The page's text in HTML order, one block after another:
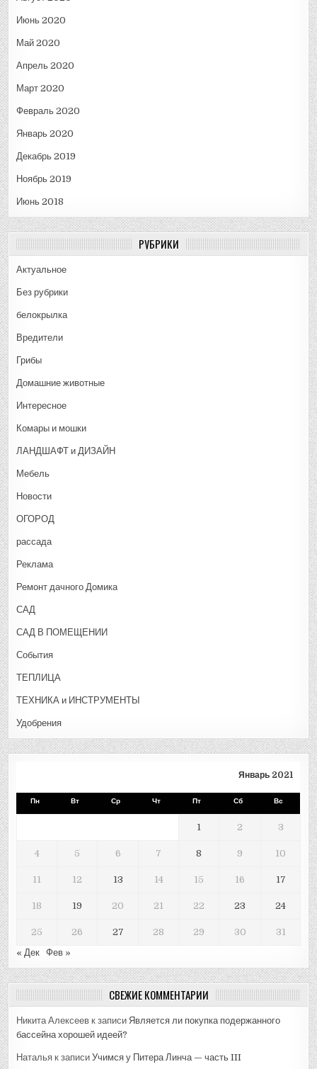
Июнь 2020
Май 2020
Апрель 2020
Март 2020
Февраль 2020
Январь 2020
Декабрь 2019
Ноябрь 2019
Июнь 2018
РУБРИКИ
Актуальное
Без рубрики
белокрылка
Вредители
Грибы
Домашние животные
Интересное
Комары и мошки
ЛАНДШАФТ и ДИЗАЙН
Мебель
Новости
ОГОРОД
рассада
Реклама
Ремонт дачного Домика
САД
САД В ПОМЕЩЕНИИ
События
ТЕПЛИЦА
ТЕХНИКА и ИНСТРУМЕНТЫ
Удобрения
Январь 2021
Пн Вт Ср Чт Пт Сб Вс
1 2 3
4 5 6 7 8 9 10
11 12 13 14 15 16 17
18 19 20 21 22 23 24
25 26 27 28 29 30
31
« Дек
Фев »
СВЕЖИЕ КОММЕНТАРИИ
Никита Алексеев к записиЯвляется ли покупка подержанного
бассейна хорошей идеей?
Наталья к записиУчимся у Питера Линча — часть III